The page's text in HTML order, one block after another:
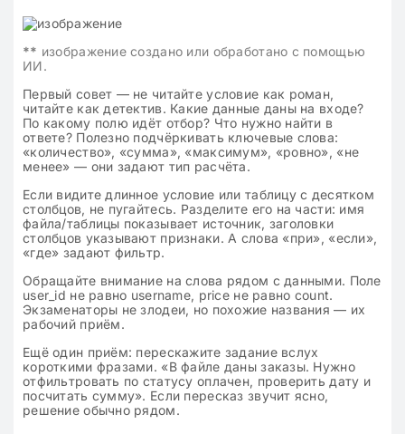
** изображение создано или обработано с помощью
ИИ.
Первый совет — не читайте условие как роман,
читайте как детектив. Какие данные даны на входе?
По какому полю идёт отбор? Что нужно найти в
ответе? Полезно подчёркивать ключевые слова:
«количество», «сумма», «максимум», «ровно», «не
менее» — они задают тип расчёта.
Если видите длинное условие или таблицу с десятком
столбцов, не пугайтесь. Разделите его на части: имя
файла/таблицы показывает источник, заголовки
столбцов указывают признаки. А слова «при», «если»,
«где» задают фильтр.
Обращайте внимание на слова рядом с данными. Поле
user_id не равно username, price не равно count.
Экзаменаторы не злодеи, но похожие названия — их
рабочий приём.
Ещё один приём: перескажите задание вслух
короткими фразами. «В файле даны заказы. Нужно
отфильтровать по статусу оплачен, проверить дату и
посчитать сумму». Если пересказ звучит ясно,
решение обычно рядом.